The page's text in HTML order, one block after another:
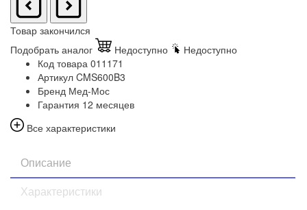
Товар закончился
Подобрать аналог
Недоступно
Недоступно
Код товара 011171
Артикул CMS600B3
Бренд Мед-Мос
Гарантия 12 месяцев
Все характеристики
Описание
Характеристики